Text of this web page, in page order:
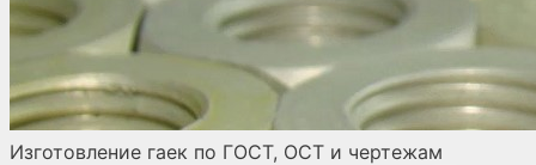
Изготовление гаек по ГОСТ, ОСТ и чертежам